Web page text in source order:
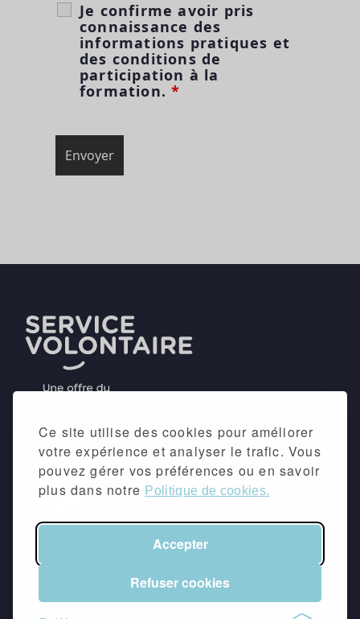
Ce site utilise des cookies pour améliorer
votre expérience et analyser le trafic. Vous
pouvez gérer vos préférences ou en savoir
plus dans notre Politique de cookies.
Accepter
Refuser cookies
Je confirme avoir pris
connaissance des
informations pratiques et
des conditions de
participation à la
formation.*
Mentions légales&Politique de
confidentialité